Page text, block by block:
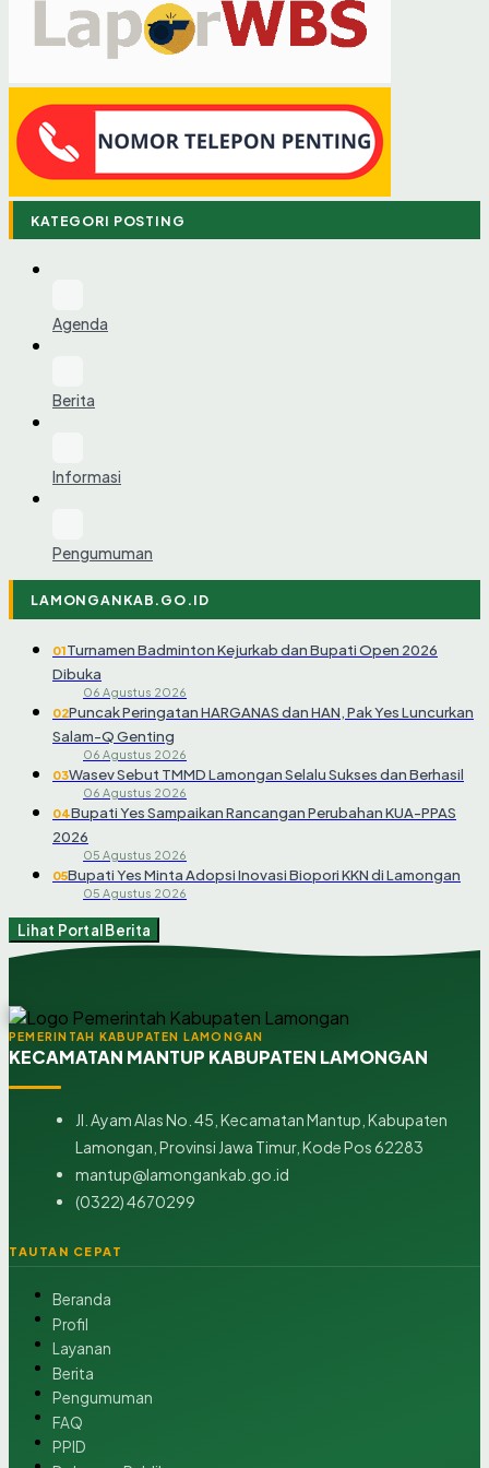
KATEGORI POSTING
Agenda
Berita
Informasi
Pengumuman
LAMONGANKAB.GO.ID
01Turnamen Badminton Kejurkab dan Bupati Open 2026
Dibuka
06 Agustus 2026
02Puncak Peringatan HARGANAS dan HAN, Pak Yes Luncurkan
Salam-Q Genting
06 Agustus 2026
03Wasev Sebut TMMD Lamongan Selalu Sukses dan Berhasil
06 Agustus 2026
04Bupati Yes Sampaikan Rancangan Perubahan KUA-PPAS
2026
05 Agustus 2026
05Bupati Yes Minta Adopsi Inovasi Biopori KKN di Lamongan
05 Agustus 2026
Lihat Portal Berita
PEMERINTAH KABUPATEN LAMONGAN
KECAMATAN MANTUP KABUPATEN LAMONGAN
Jl. Ayam Alas No. 45, Kecamatan Mantup, Kabupaten
Lamongan, Provinsi Jawa Timur, Kode Pos 62283
mantup@lamongankab.go.id
(0322) 4670299
TAUTAN CEPAT
Beranda
Profil
Layanan
Berita
Pengumuman
FAQ
PPID